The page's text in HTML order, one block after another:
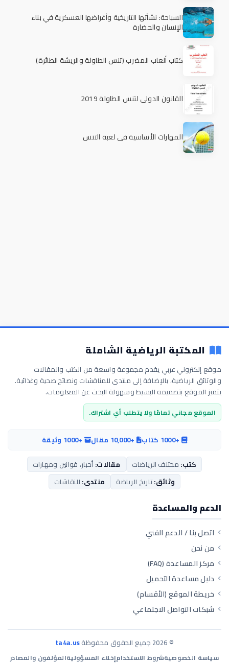
السباحة: نشأتها التاريخية وأغراضها العسكرية في بناء
الإنسان والحضارة
كتاب ألعاب المضرب (تنس الطاولة والريشة الطائرة)
القانون الدولي لتنس الطاولة 2019
المهارات الأساسية في لعبة التنس
المكتبة الرياضية الشاملة
موقع إلكتروني عربي يقدم مجموعة واسعة من الكتب والمقالات
والوثائق الرياضية، بالإضافة إلى منتدى للمناقشات ونصائح صحية وغذائية.
يتميز الموقع بتصميمه البسيط وسهولة البحث عن المعلومات.
الموقع مجاني تمامًا ولا يتطلب أي اشتراك.
+1000 كتاب +10,000 مقال
+1000 وثيقة
كتب: مختلف الرياضات مقالات: أخبار، قوانين ومهارات
وثائق:تاريخ الرياضة منتدى: للنقاشات
الدعم والمساعدة
اتصل بنا / الدعم الفني
من نحن
مركز المساعدة (FAQ)
دليل مساعدة التحميل
خريطة الموقع (الأقسام)
شبكات التواصل الاجتماعي
©
2026 جميع الحقوق محفوظةta4a.us
سياسة الخصوصيةشروط الاستخدامإخلاء المسؤوليةالمؤلفون والمصادر